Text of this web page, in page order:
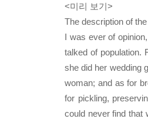
<미리 보기>
The description of
I was ever of
talked of population.
she did her wedding
woman; and as for
for pickling,
could never find that